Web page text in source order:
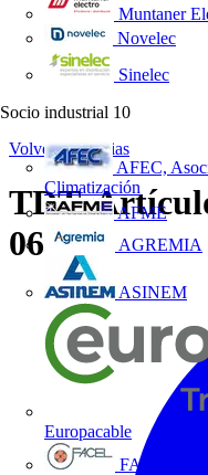
Muntaner
Novelec
Sinelec
Socio industrial 10
AFEC,
Climatización
AFME
AGREMIA
ASINEM
Europacable
FACEL
Volver a Noticias
TDT.
06'